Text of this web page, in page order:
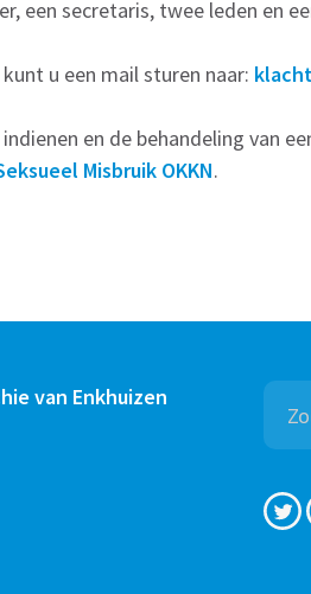
een secretaris, twee leden en
u een mail sturen naar:
en de behandeling van
Misbruik OKKN.
van Enkhuizen